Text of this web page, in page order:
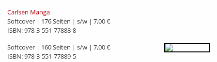
Carlsen Manga
Softcover | 176 Seiten | s/w | 7,00 €
ISBN: 978-3-551-77888-8
Softcover | 160 Seiten | s/w | 7,00 €
ISBN: 978-3-551-77889-5